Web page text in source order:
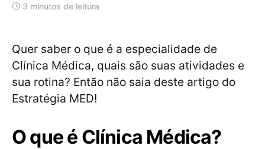
3 minutos de leitura
Quer saber o que é a especialidade de
Clínica Médica, quais são suas atividades e
sua rotina? Então não saia deste artigo do
Estratégia MED!
O que é Clínica Médica?